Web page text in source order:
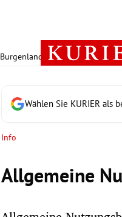
Burgenland Österreich Politik
Wählen Sie KURIER als
Info
Allgemeine